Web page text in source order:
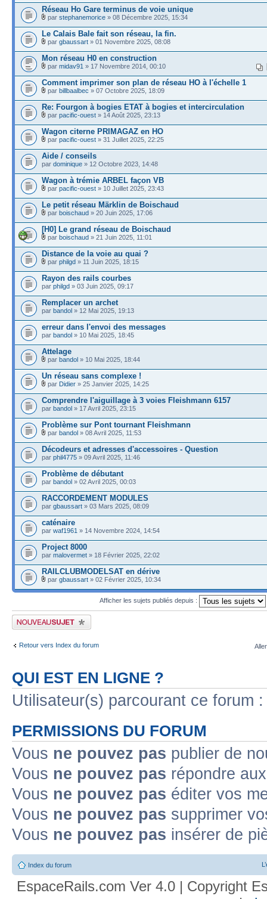
Réseau Ho Gare terminus de voie unique
par stephanemorice » 08 Décembre 2025, 15:34
Le Calais Bale fait son réseau, la fin.
par gbaussart » 01 Novembre 2025, 08:08
Mon réseau H0 en construction
par midav91 » 17 Novembre 2014, 00:10
Comment imprimer son plan de réseau HO à l'échelle 1
par billbaalbec » 07 Octobre 2025, 18:09
Re: Fourgon à bogies ETAT à bogies et intercirculation
par pacific-ouest » 14 Août 2025, 23:13
Wagon citerne PRIMAGAZ en HO
par pacific-ouest » 31 Juillet 2025, 22:25
Aide / conseils
par dominique » 12 Octobre 2023, 14:48
Wagon à trémie ARBEL façon VB
par pacific-ouest » 10 Juillet 2025, 23:43
Le petit réseau Märklin de Boischaud
par boischaud » 20 Juin 2025, 17:06
[H0] Le grand réseau de Boischaud
par boischaud » 21 Juin 2025, 11:01
Distance de la voie au quai ?
par philgd » 11 Juin 2025, 18:15
Rayon des rails courbes
par philgd » 03 Juin 2025, 09:17
Remplacer un archet
par bandol » 12 Mai 2025, 19:13
erreur dans l'envoi des messages
par bandol » 10 Mai 2025, 18:45
Attelage
par bandol » 10 Mai 2025, 18:44
Un réseau sans complexe !
par Didier » 25 Janvier 2025, 14:25
Comprendre l'aiguillage à 3 voies Fleishmann 6157
par bandol » 17 Avril 2025, 23:15
Problème sur Pont tournant Fleishmann
par bandol » 08 Avril 2025, 11:53
Décodeurs et adresses d'accessoires - Question
par phil4775 » 09 Avril 2025, 11:46
Problème de débutant
par bandol » 02 Avril 2025, 00:03
RACCORDEMENT MODULES
par gbaussart » 03 Mars 2025, 08:09
caténaire
par waf1961 » 14 Novembre 2024, 14:54
Project 8000
par malovermet » 18 Février 2025, 22:02
RAILCLUBMODELSAT en dérive
par gbaussart » 02 Février 2025, 10:34
Afficher les sujets publiés depuis :
Publier un nouveau sujet
Retour vers Index du forum
QUI EST EN LIGNE ?
Utilisateur(s) parcourant ce forum
PERMISSIONS DU FORUM
Vous ne pouvez pas publier de
Vous ne pouvez pas répondre
Vous ne pouvez pas éditer vos
Vous ne pouvez pas supprimer
Vous ne pouvez pas insérer de
Index du forum
EspaceRails.com Ver 4.0 | Copyright